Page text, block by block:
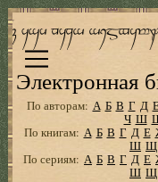
Электронная
По авторам: А Б В Г Д
Ч Ш
По книгам: А Б В Г Д Е
Ш Щ
По сериям: А Б В Г Д Е
Ш Щ